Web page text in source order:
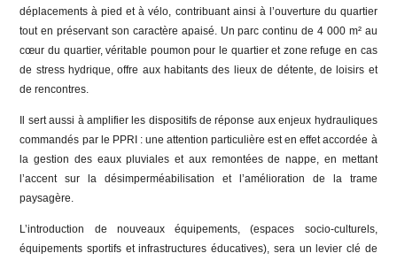
déplacements à pied et à vélo, contribuant ainsi à l’ouverture du quartier
tout en préservant son caractère apaisé. Un parc continu de 4 000 m² au
cœur du quartier, véritable poumon pour le quartier et zone refuge en cas
de stress hydrique, offre aux habitants des lieux de détente, de loisirs et
de rencontres.
Il sert aussi à amplifier les dispositifs de réponse aux enjeux hydrauliques
commandés par le PPRI : une attention particulière est en effet accordée à
la gestion des eaux pluviales et aux remontées de nappe, en mettant
l’accent sur la désimperméabilisation et l’amélioration de la trame
paysagère.
L’introduction de nouveaux équipements, (espaces socio-culturels,
équipements sportifs et infrastructures éducatives), sera un levier clé de